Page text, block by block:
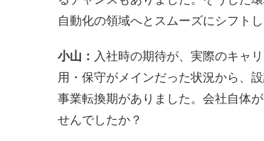
自動化の領域へとスムーズにシフト
小山： 入社時の期待が、実際のキャ
用・保守がメインだった状況から、
事業転換期がありました。会社自体
せんでしたか？